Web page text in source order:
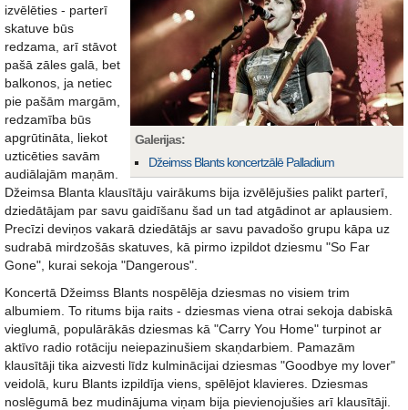
Galerijas:
Džeimss Blants koncertzālē Palladium
izvēlēties - parterī
skatuve būs
redzama, arī stāvot
pašā zāles galā, bet
balkonos, ja netiec
pie pašām margām,
redzamība būs
apgrūtināta, liekot
uzticēties savām
audiālajām maņām.
Džeimsa Blanta klausītāju vairākums bija izvēlējušies palikt parterī,
dziedātājam par savu gaidīšanu šad un tad atgādinot ar aplausiem.
Precīzi deviņos vakarā dziedātājs ar savu pavadošo grupu kāpa uz
sudrabā mirdzošās skatuves, kā pirmo izpildot dziesmu "So Far
Gone", kurai sekoja "Dangerous".
Koncertā Džeimss Blants nospēlēja dziesmas no visiem trim
albumiem. To ritums bija raits - dziesmas viena otrai sekoja dabiskā
vieglumā, populārākās dziesmas kā "Carry You Home" turpinot ar
aktīvo radio rotāciju neiepazinušiem skaņdarbiem. Pamazām
klausītāji tika aizvesti līdz kulminācijai dziesmas "Goodbye my lover"
veidolā, kuru Blants izpildīja viens, spēlējot klavieres. Dziesmas
noslēgumā bez mudinājuma viņam bija pievienojušies arī klausītāji.